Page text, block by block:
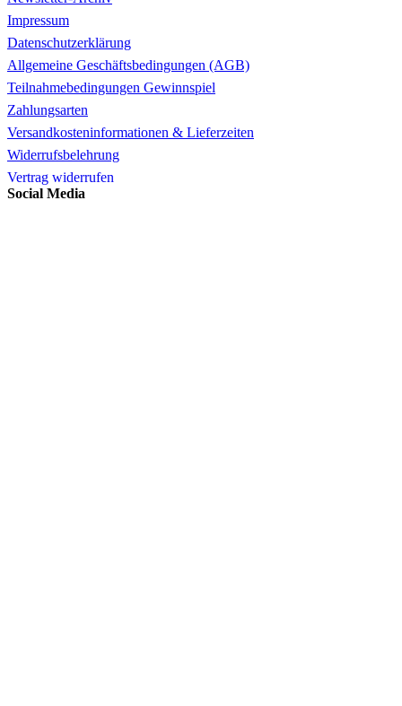
Impressum
Datenschutzerklärung
Allgemeine Geschäftsbedingungen (AGB)
Teilnahmebedingungen Gewinnspiel
Zahlungsarten
Versandkosteninformationen & Lieferzeiten
Widerrufsbelehrung
Vertrag widerrufen
Social Media